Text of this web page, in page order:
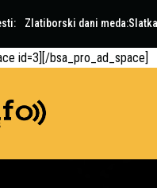
Zlatiborski dani
id=3][/bsa_pro_ad_space]